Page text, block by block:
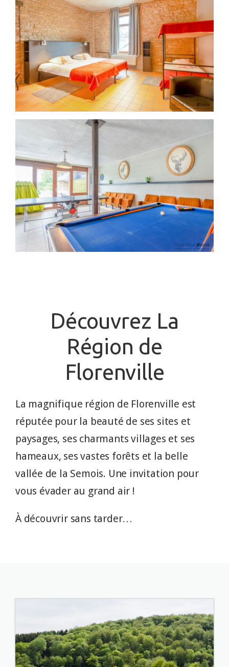
Découvrez La
Région de
Florenville
La magnifique région de Florenville est
réputée pour la beauté de ses sites et
paysages, ses charmants villages et ses
hameaux, ses vastes forêts et la belle
vallée de la Semois. Une invitation pour
vous évader au grand air !
À découvrir sans tarder…